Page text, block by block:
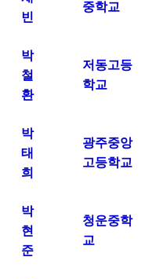
빈
중학교
박
철
환
저동고등
학교
박
태
희
광주중앙
고등학교
박
현
준
청운중학
교